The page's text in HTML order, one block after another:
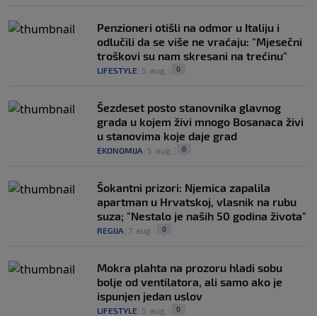
Penzioneri otišli na odmor u Italiju i
odlučili da se više ne vraćaju: "Mjesečni
troškovi su nam skresani na trećinu"
LIFESTYLE 5. aug. 0
Šezdeset posto stanovnika glavnog
grada u kojem živi mnogo Bosanaca živi
u stanovima koje daje grad
EKONOMIJA 5. aug. 0
Šokantni prizori: Njemica zapalila
apartman u Hrvatskoj, vlasnik na rubu
suza; "Nestalo je naših 50 godina života"
REGIJA 7. aug. 0
Mokra plahta na prozoru hladi sobu
bolje od ventilatora, ali samo ako je
ispunjen jedan uslov
LIFESTYLE 5. aug. 0